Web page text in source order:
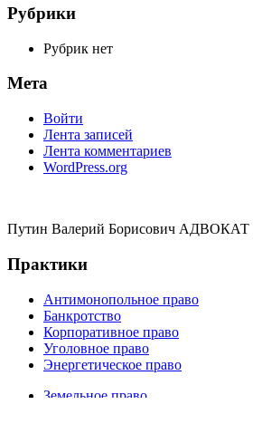
Рубрики
Рубрик нет
Мета
Войти
Лента записей
Лента комментариев
WordPress.org
Путин Валерий Борисович АДВОКАТ
Практики
Антимонопольное право
Банкротство
Корпоративное право
Уголовное право
Энергетическое право
Земельное право